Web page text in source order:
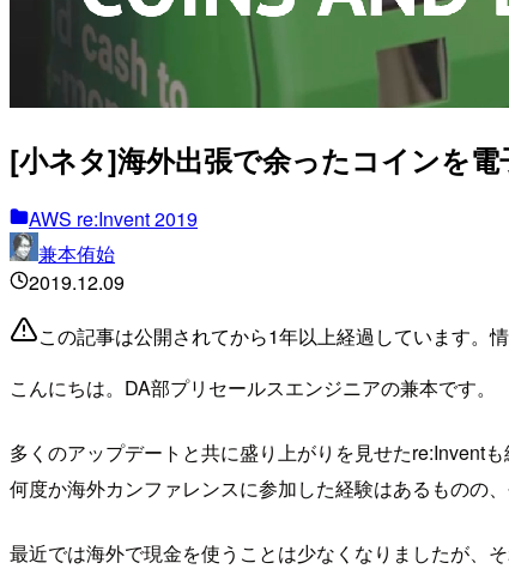
[小ネタ]海外出張で余ったコインを
AWS re:Invent 2019
兼本侑始
2019.12.09
この記事は公開されてから1年以上経過しています。
こんにちは。DA部プリセールスエンジニアの兼本です。
多くのアップデートと共に盛り上がりを見せたre:Invent
何度か海外カンファレンスに参加した経験はあるものの
最近では海外で現金を使うことは少なくなりましたが、